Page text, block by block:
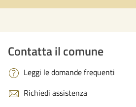
Contatta il comune
Leggi le domande frequenti
Richiedi assistenza